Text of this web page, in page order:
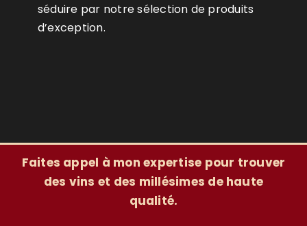
séduire par notre sélection de produits
d’exception.
Faites appel à mon expertise pour trouver
des vins et des millésimes de haute
qualité.